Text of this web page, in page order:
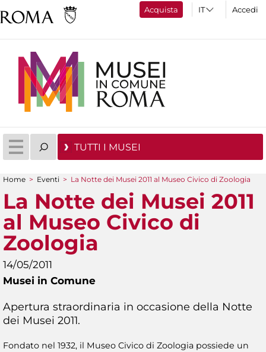
Acquista Accedi
TUTTI I MUSEI
Tu sei qui
Home > Eventi > La Notte dei Musei 2011 al Museo Civico di Zoologia
La Notte dei Musei 2011
al Museo Civico di
Zoologia
14/05/2011
Musei in Comune
Apertura straordinaria in occasione della Notte
dei Musei 2011.
Fondato nel 1932, il Museo Civico di Zoologia possiede un